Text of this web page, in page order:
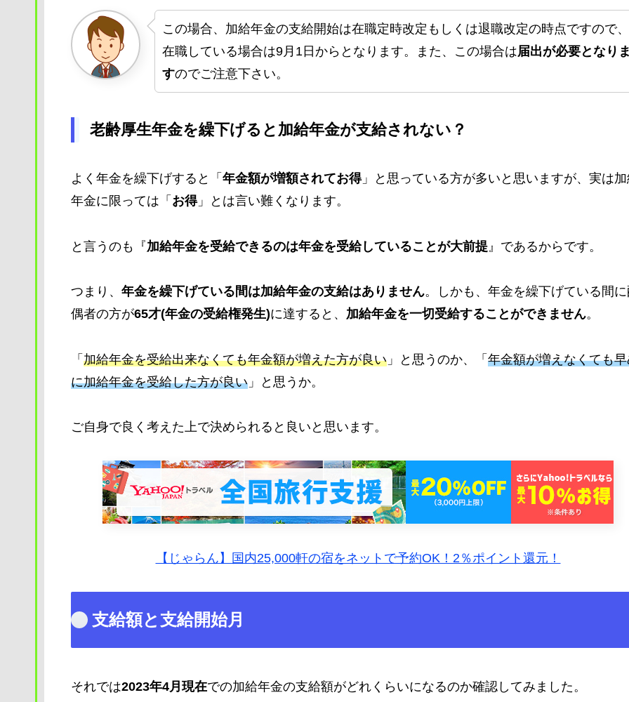
この場合、加給年金の支給開始は在職定時改定もしくは退職改定の時点ですので、
在職している場合は9月1日からとなります。また、この場合は届出が必要となり
すのでご注意下さい。
老齢厚生年金を繰下げると加給年金が支給されない？
よく年金を繰下げすると「 年金額が増額されてお得」と思っている方が多いと思いますが、実は
年金に限っては「 お得」とは言い難くなります。
と言うのも『加給年金を受給できるのは年金を受給していることが大前提 』であるからです。
つまり、 年金を繰下げている間は加給年金の支給はありません。しかも、年金を繰下げている間
偶者の方が65才(年金の受給権発生)に達すると、 加給年金を一切受給することができません。
「 加給年金を受給出来なくても年金額が増えた方が良い 」と思うのか、「 年金額が増えなくても
に加給年金を受給した方が良い 」と思うか。
ご自身で良く考えた上で決められると良いと思います。
【じゃらん】国内25,000軒の宿をネットで予約OK！2％ポイント還元！
支給額と支給開始月
それでは2023年4月現在での加給年金の支給額がどれくらいになるのか確認してみました。